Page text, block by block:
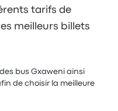
tarifs de
meilleurs billets
bus Gxaweni ainsi
de choisir la meilleure